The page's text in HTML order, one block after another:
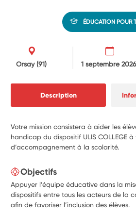
ÉDUCATION POUR
Orsay(91) 1 septembre 2026
Description
Votre mission consistera à aider les
handicap du dispositif ULIS COLLEGE
d’accompagnement à la scolarité.
Objectifs
Appuyer l’équipe éducative dans la
dispositifs entre tous les acteurs de la
afin de favoriser l’inclusion des élèves.